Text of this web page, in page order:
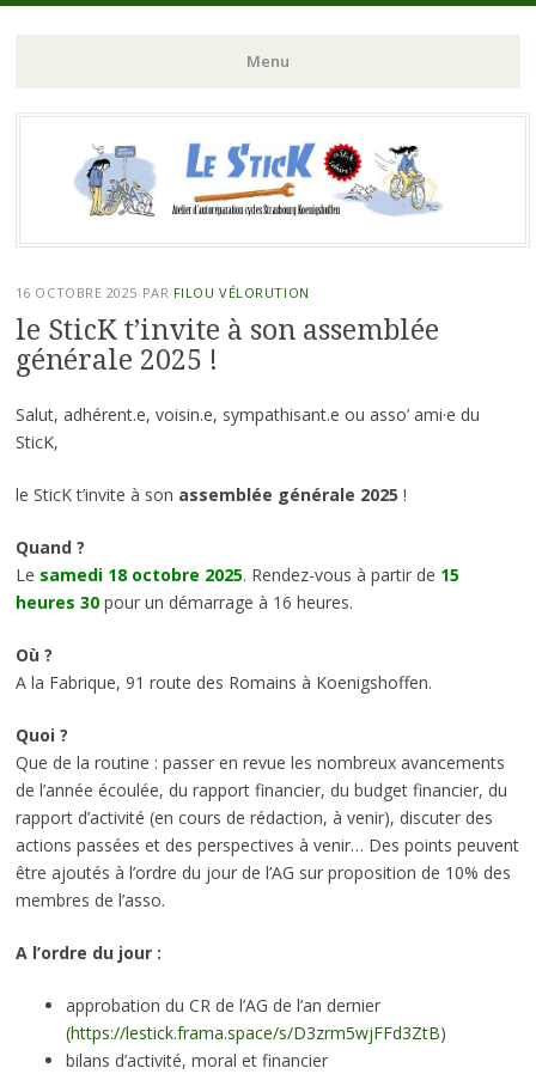
Menu
Aller
contenu
principal
16 OCTOBRE 2025 PAR FILOU VÉLORUTION
le SticK t’invite à son assemblée
générale 2025 !
Salut, adhérent.e, voisin.e, sympathisant.e ou asso’ ami·e du
SticK,
le SticK t’invite à son assemblée générale 2025 !
Quand ?
Le samedi 18 octobre 2025. Rendez-vous à partir de 15
heures 30pour un démarrage à 16 heures.
Où ?
A la Fabrique, 91 route des Romains à Koenigshoffen.
Quoi ?
Que de la routine : passer en revue les nombreux avancements
de l’année écoulée, du rapport financier, du budget financier, du
rapport d’activité (en cours de rédaction, à venir), discuter des
actions passées et des perspectives à venir… Des points peuvent
être ajoutés à l’ordre du jour de l’AG sur proposition de 10% des
membres de l’asso.
A l’ordre du jour :
approbation du CR de l’AG de l’an dernier
(https://lestick.frama.space/s/D3zrm5wjFFd3ZtB)
bilans d’activité, moral et financier